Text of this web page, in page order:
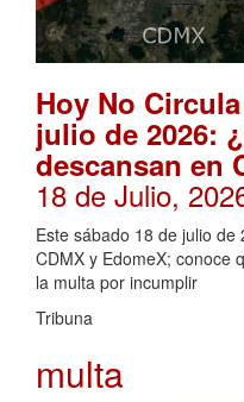
Hoy No
julio de 2026:
descansan en
18 de Julio,
Este sábado 18 de julio
CDMX y EdomeX; conoce
la multa por incumplir
Tribuna
multa